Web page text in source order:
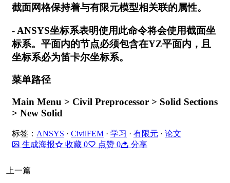
截面网格保持着与有限元模型相关联的属性。
- ANSYS坐标系表明使用此命令将会使用截面坐
标系。平面内的节点必须包含在YZ平面内，且
坐标系必为笛卡尔坐标系。
菜单路径
Main Menu > Civil Preprocessor > Solid Sections
> New Solid
标签： ANSYS · CivilFEM · 学习 · 有限元 · 论文
生成海报
收藏 0 点赞 0 分享
上一篇